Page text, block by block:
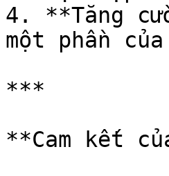
4. **Tăng
một phần
***
**Cam kết